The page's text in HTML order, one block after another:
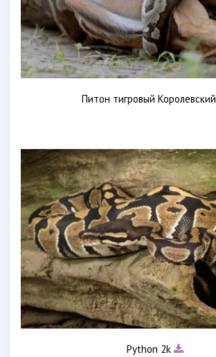
Питон тигровый Королевский
Python 2k